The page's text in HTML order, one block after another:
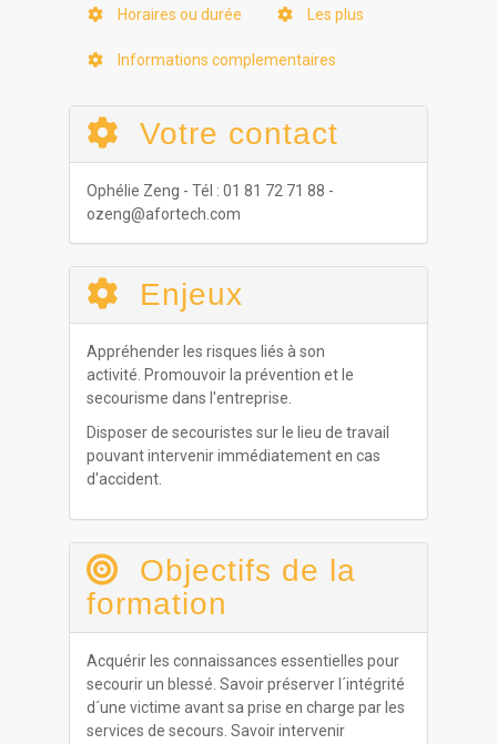
Horaires ou durée Les plus
Informations complementaires
Votre contact
Ophélie Zeng - Tél : 01 81 72 71 88 -
ozeng@afortech.com
Enjeux
Appréhender les risques liés à son
activité. Promouvoir la prévention et le
secourisme dans l'entreprise.
Disposer de secouristes sur le lieu de travail
pouvant intervenir immédiatement en cas
d'accident.
Objectifs de la
formation
Acquérir les connaissances essentielles pour
secourir un blessé. Savoir préserver l´intégrité
d´une victime avant sa prise en charge par les
services de secours. Savoir intervenir